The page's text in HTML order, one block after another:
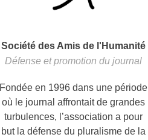
Société des Amis de l'Humanité
Défense et promotion du journal
Fondée en 1996 dans une période
où le journal affrontait de grandes
turbulences, l’association a pour
but la défense du pluralisme de la